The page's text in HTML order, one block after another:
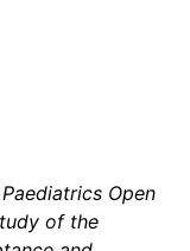
Open
of the